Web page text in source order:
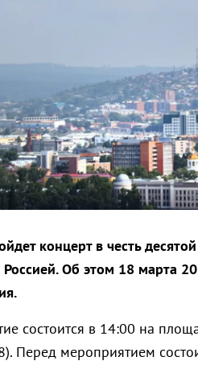
концерт в честь
Об этом 18 марта
состоится в 14:00 на
Перед мероприятием